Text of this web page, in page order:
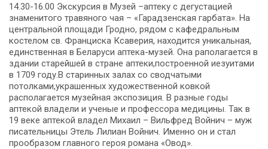
14.30-16.00 Экскурсия в Музей –аптеку с дегустацией
знаменитого травяного чая – «Гарадзенская гарбата». На
центральной площади Гродно, рядом с кафедральным
костелом св. Франциска Ксаверия, находится уникальная,
единственная в Беларуси аптека-музей. Она раполагается в
здании старейшей в стране аптеки,построенной иезуитами
в 1709 году.В старинных залах со сводчатыми
потолками,украшенных художественной ковкой
располагается музейная экспозиция. В разные годы
аптекой владели и ученые и профессора медицины. Так в
19 веке аптекой владел Михаил – Вильфред Войнич – муж
писательницы Этель Лилиан Войнич. Именно он и стал
прообразом главного героя романа «Овод».